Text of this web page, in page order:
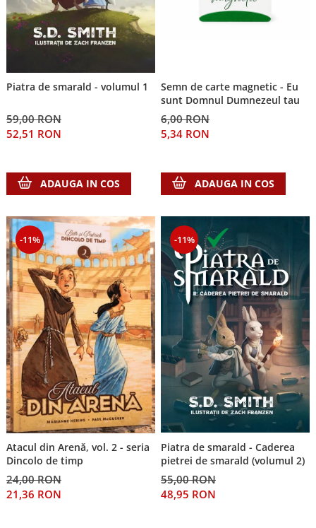
Piatra de smarald - volumul 1
59,00 RON
52,51 RON
ADAUGA IN COS
Semn de carte magnetic - Eu
sunt Domnul Dumnezeul tau
6,00 RON
5,34 RON
ADAUGA IN COS
-11%
Atacul din Arenă, vol. 2 - seria
Dincolo de timp
24,00 RON
21,36 RON
-11%
Piatra de smarald - Caderea
pietrei de smarald (volumul 2)
55,00 RON
48,95 RON